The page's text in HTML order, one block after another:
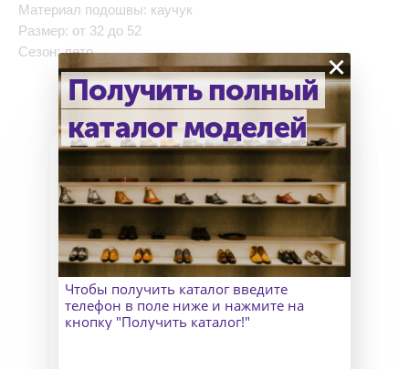
Материал подошвы: каучук
Размер: от 32 до 52
Сезон: лето
В Москве к Вам приедет
замерщик, а для клиентов
из других городов организуем
удаленный пошив и отправим
макеты для снятия мерок.
Как узнать точный размер?
Получить полный
каталог моделей
×
Чтобы получить каталог введите
телефон в поле ниже и нажмите на
кнопку "Получить каталог!"